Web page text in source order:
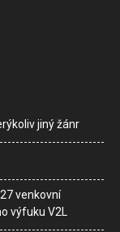
jiný žánr
venkovní
výfuku V2L